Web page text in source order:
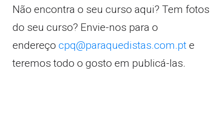
Não encontra o seu curso aqui? Tem fotos
do seu curso? Envie-nos para o
endereço cpq@paraquedistas.com.pt e
teremos todo o gosto em publicá-las.